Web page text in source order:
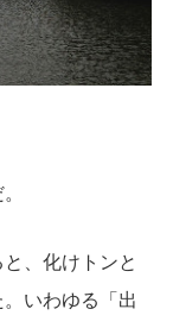
、化けトンと
いわゆる「出